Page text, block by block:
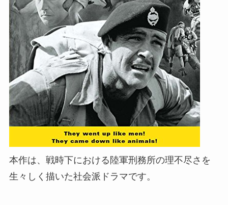
本作は、戦時下における陸軍刑務所の理不尽さを
生々しく描いた社会派ドラマです。